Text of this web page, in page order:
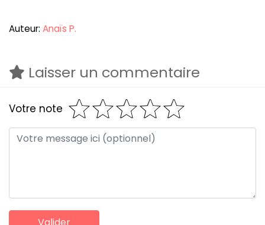
Auteur: Anaïs P.
Laisser un commentaire
Votre note